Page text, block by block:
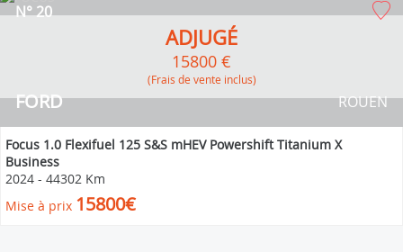
FORD
N° 20
ROUEN
ADJUGÉ
15800 €
(Frais de vente inclus)
Focus 1.0 Flexifuel 125 S&S mHEV Powershift Titanium X
Business
2024 - 44302 Km
Mise à prix 15800€